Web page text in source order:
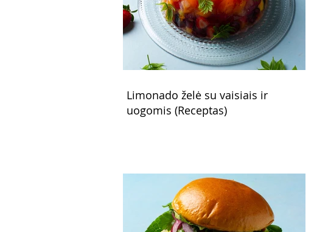
Limonado želė su vaisiais ir
uogomis (Receptas)